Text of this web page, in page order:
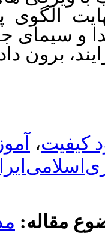
و پیامد
کارکنان